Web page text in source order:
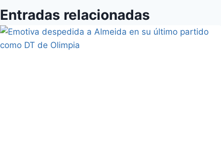
Entradas relacionadas